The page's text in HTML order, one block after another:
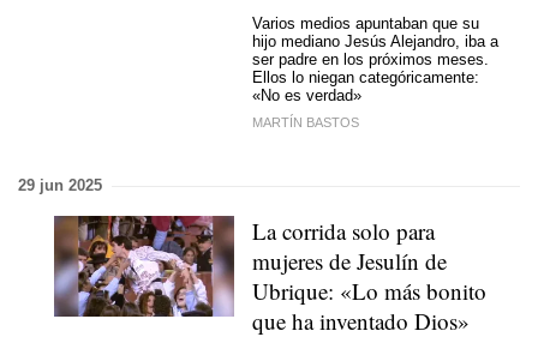
Varios medios apuntaban que su
hijo mediano Jesús Alejandro, iba a
ser padre en los próximos meses.
Ellos lo niegan categóricamente:
«No es verdad»
MARTÍN BASTOS
29 jun 2025
La corrida solo para
mujeres de Jesulín de
Ubrique: «Lo más bonito
que ha inventado Dios»